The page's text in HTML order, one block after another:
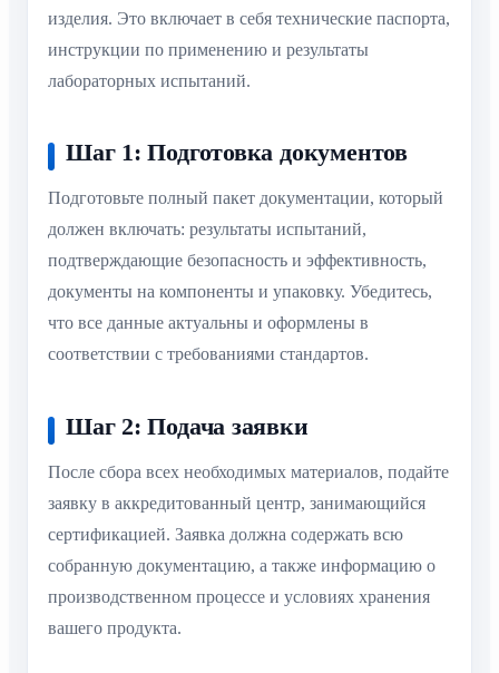
изделия. Это включает в себя технические паспорта,
инструкции по применению и результаты
лабораторных испытаний.
Шаг 1: Подготовка документов
Подготовьте полный пакет документации, который
должен включать: результаты испытаний,
подтверждающие безопасность и эффективность,
документы на компоненты и упаковку. Убедитесь,
что все данные актуальны и оформлены в
соответствии с требованиями стандартов.
Шаг 2: Подача заявки
После сбора всех необходимых материалов, подайте
заявку в аккредитованный центр, занимающийся
сертификацией. Заявка должна содержать всю
собранную документацию, а также информацию о
производственном процессе и условиях хранения
вашего продукта.